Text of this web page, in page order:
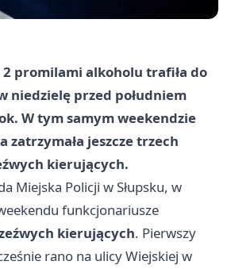
promilami alkoholu trafiła do
niedzielę przed południem
W tym samym weekendzie
zatrzymała jeszcze trzech
kierujących.
Miejska Policji w Słupsku, w
funkcjonariusze
kierujących. Pierwszy
rano na ulicy Wiejskiej w